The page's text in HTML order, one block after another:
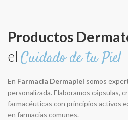
Productos
el Cuidado de tu Piel
En Farmacia Dermapiel somos
personalizada. Elaboramos cápsulas,
farmacéuticas con principios activos
en farmacias comunes.